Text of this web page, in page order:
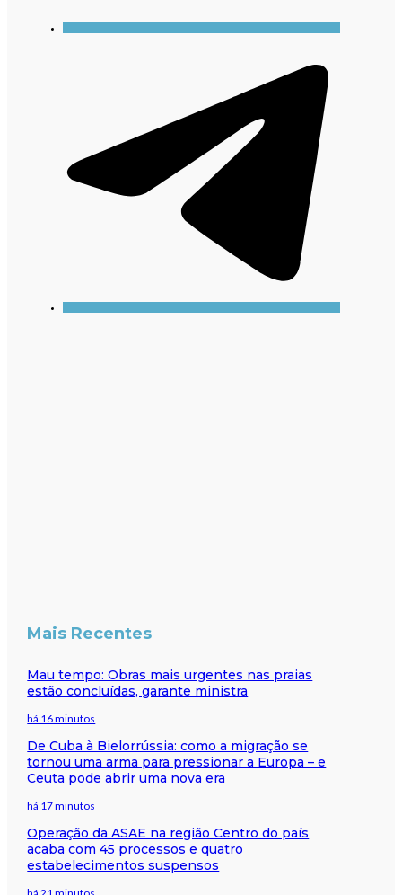
Mais Recentes
Mau tempo: Obras mais urgentes nas praias
estão concluídas, garante ministra
há 16 minutos
De Cuba à Bielorrússia: como a migração se
tornou uma arma para pressionar a Europa – e
Ceuta pode abrir uma nova era
há 17 minutos
Operação da ASAE na região Centro do país
acaba com 45 processos e quatro
estabelecimentos suspensos